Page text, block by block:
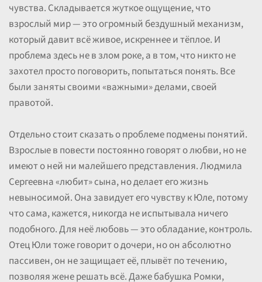
чувства. Складывается жуткое ощущение, что
взрослый мир — это огромный бездушный механизм,
который давит всё живое, искреннее и тёплое. И
проблема здесь не в злом роке, а в том, что никто не
захотел просто поговорить, попытаться понять. Все
были заняты своими «важными» делами, своей
правотой.
Отдельно стоит сказать о проблеме подмены понятий.
Взрослые в повести постоянно говорят о любви, но не
имеют о ней ни малейшего представления. Людмила
Сергеевна «любит» сына, но делает его жизнь
невыносимой. Она завидует его чувству к Юле, потому
что сама, кажется, никогда не испытывала ничего
подобного. Для неё любовь — это обладание, контроль.
Отец Юли тоже говорит о дочери, но он абсолютно
пассивен, он не защищает её, плывёт по течению,
позволяя жене решать всё. Даже бабушка Ромки,